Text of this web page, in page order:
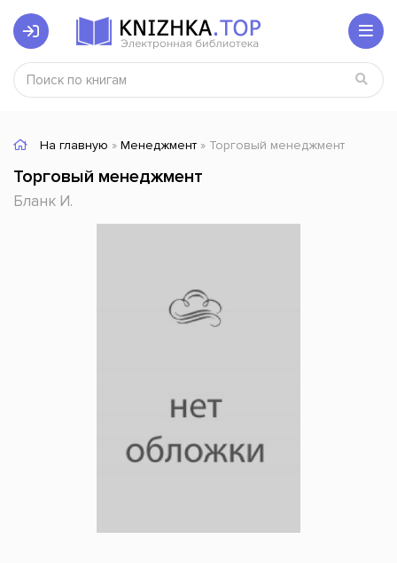
На главную » Менеджмент » Торговый менеджмент
Торговый менеджмент
Бланк И.